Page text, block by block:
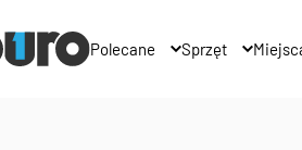
Polecane Sprzęt